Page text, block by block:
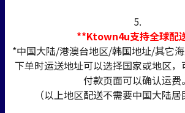
5.
**Ktown4u支持全球配
*中国大陆/港澳台地区/韩国地址/其它海
下单时运送地址可以选择国家或地区，
付款页面可以确认运费。
（以上地区配送不需要中国大陆居